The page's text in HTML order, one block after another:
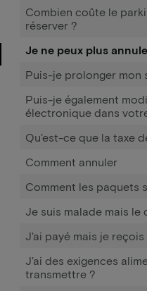
Combien coûte le
réserver ?
Je ne peux plus
Puis-je prolonger mon
Puis-je également
électronique dans
Qu'est-ce que la taxe
Comment annuler
Comment les paquets
Je suis malade mais
J'ai payé mais je
J'ai des exigences
transmettre ?